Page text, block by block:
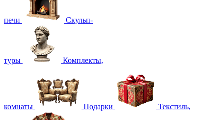
печи Скульп-
туры Комплекты,
комнаты Подарки Текстиль,